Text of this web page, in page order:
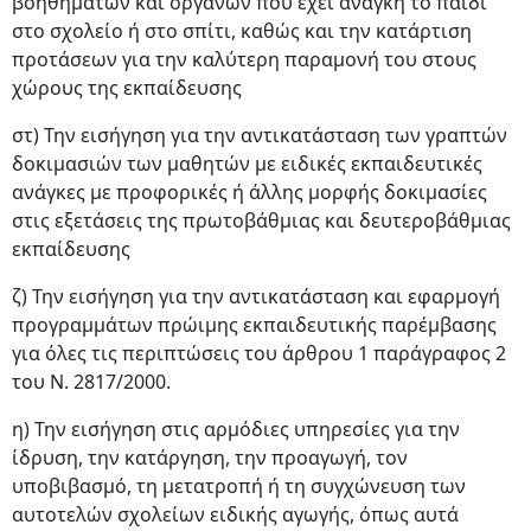
στο σχολείο ή στο σπίτι, καθώς και την κατάρτιση
προτάσεων για την καλύτερη παραμονή του στους
χώρους της εκπαίδευσης
στ) Την εισήγηση για την αντικατάσταση των γραπτών
δοκιμασιών των μαθητών με ειδικές εκπαιδευτικές
ανάγκες με προφορικές ή άλλης μορφής δοκιμασίες
στις εξετάσεις της πρωτοβάθμιας και δευτεροβάθμιας
εκπαίδευσης
ζ) Την εισήγηση για την αντικατάσταση και εφαρμογή
προγραμμάτων πρώιμης εκπαιδευτικής παρέμβασης
για όλες τις περιπτώσεις του άρθρου 1 παράγραφος 2
του Ν. 2817/2000.
η) Την εισήγηση στις αρμόδιες υπηρεσίες για την
ίδρυση, την κατάργηση, την προαγωγή, τον
υποβιβασμό, τη μετατροπή ή τη συγχώνευση των
αυτοτελών σχολείων ειδικής αγωγής, όπως αυτά